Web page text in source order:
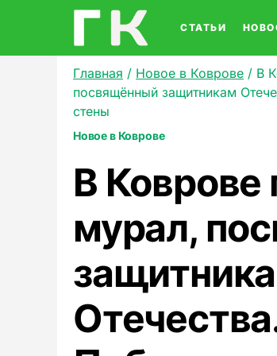
СТАТЬИ
Главная / Новое в Коврове / В
посвящённый защитникам
стены
Новое в Коврове
В Коврове
мурал,